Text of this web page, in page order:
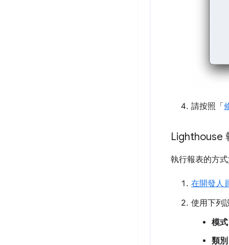
請按照「
Lighthouse
執行報表的方
在開發人
使用下列
模式
類別